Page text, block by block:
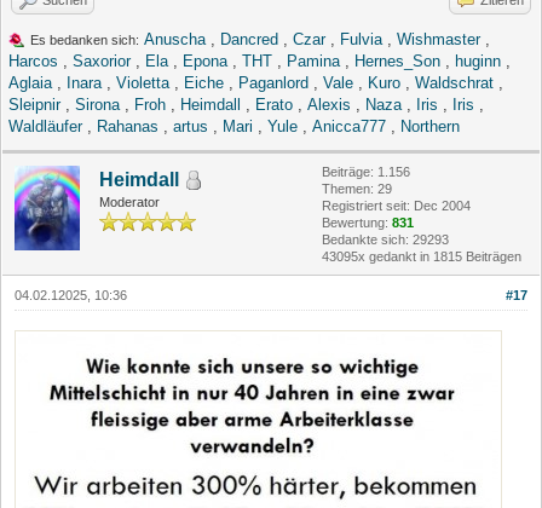
Es bedanken sich: Anuscha, Dancred , Czar, Fulvia, Wishmaster,
Harcos , Saxorior, Ela, Epona, THT , Pamina, Hernes_Son , huginn ,
Aglaia, Inara, Violetta, Eiche , Paganlord , Vale , Kuro , Waldschrat ,
Sleipnir, Sirona, Froh , Heimdall , Erato , Alexis , Naza, Iris , Iris ,
Waldläufer, Rahanas , artus , Mari , Yule , Anicca777 , Northern
Heimdall
Moderator
Beiträge: 1.156
Themen: 29
Registriert seit: Dec 2004
Bewertung: 831
Bedankte sich: 29293
43095x gedankt in 1815 Beiträgen
#17
04.02.12025, 10:36